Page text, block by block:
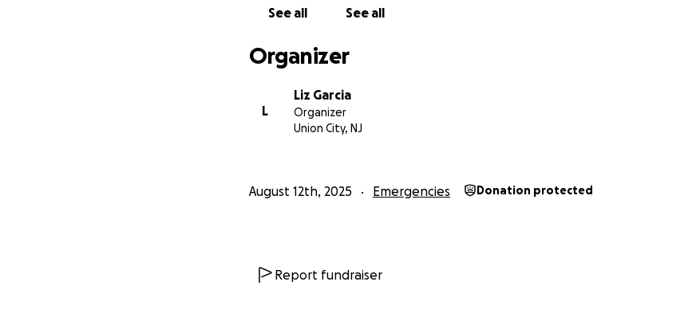
See all See all
Organizer
L
Liz Garcia
Organizer
Union City, NJ
August 12th, 2025 Emergencies Donation protected
Report fundraiser